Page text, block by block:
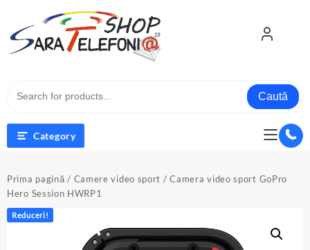
content
Caută
Category
Prima pagină / Camere video sport / Camera video sport GoPro
Hero Session HWRP1
Reduceri!